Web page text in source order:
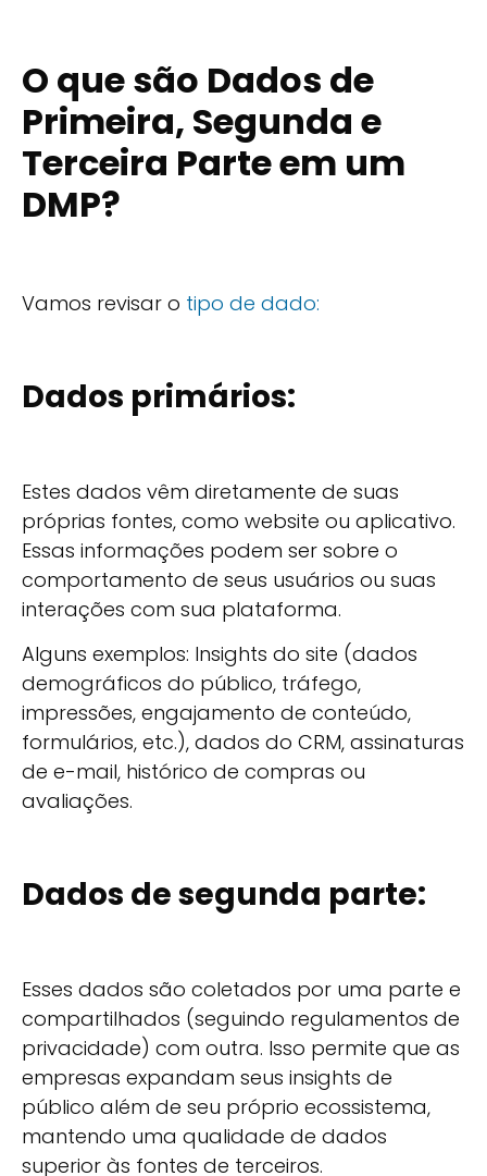
O que são Dados de
Primeira, Segunda e
Terceira Parte em um
DMP?
Vamos revisar o tipo de dado:
Dados primários:
Estes dados vêm diretamente de suas
próprias fontes, como website ou aplicativo.
Essas informações podem ser sobre o
comportamento de seus usuários ou suas
interações com sua plataforma.
Alguns exemplos: Insights do site (dados
demográficos do público, tráfego,
impressões, engajamento de conteúdo,
formulários, etc.), dados do CRM, assinaturas
de e-mail, histórico de compras ou
avaliações.
Dados de segunda parte:
Esses dados são coletados por uma parte e
compartilhados (seguindo regulamentos de
privacidade) com outra. Isso permite que as
empresas expandam seus insights de
público além de seu próprio ecossistema,
mantendo uma qualidade de dados
superior às fontes de terceiros.